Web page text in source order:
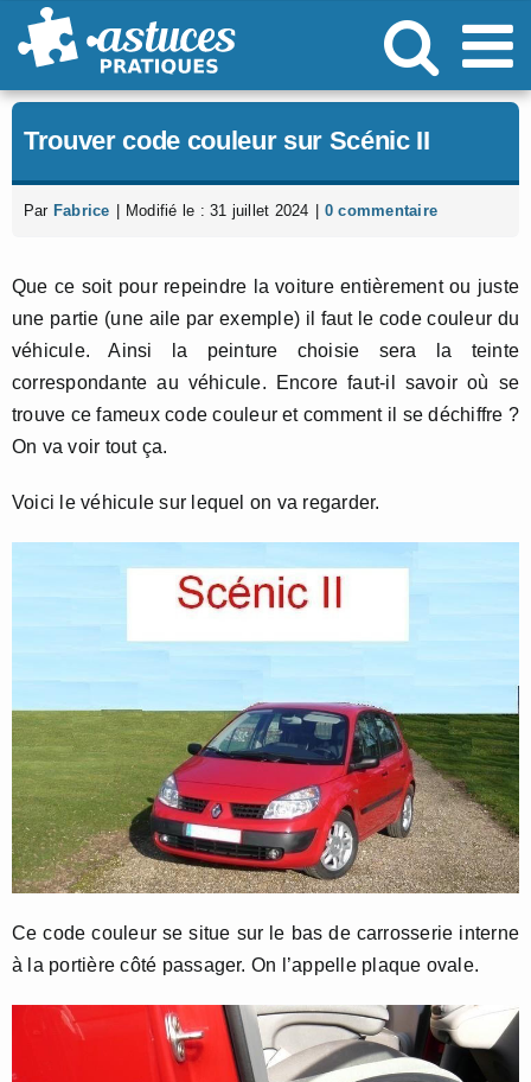
Passer
au
Trouver code couleur sur Scénic II
Par Fabrice Modifié le : 31 juillet 2024 0 commentaire
Que ce soit pour repeindre la voiture entièrement ou juste
une partie (une aile par exemple) il faut le code couleur du
véhicule. Ainsi la peinture choisie sera la teinte
correspondante au véhicule. Encore faut-il savoir où se
trouve ce fameux code couleur et comment il se déchiffre ?
On va voir tout ça.
Voici le véhicule sur lequel on va regarder.
Ce code couleur se situe sur le bas de carrosserie interne
à la portière côté passager. On l’appelle plaque ovale.